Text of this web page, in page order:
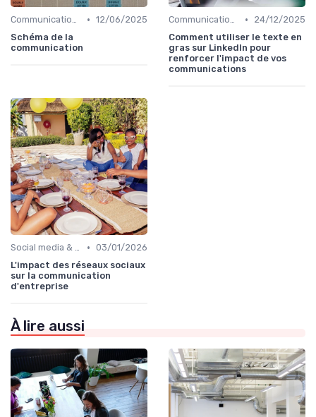
Communication digitale & omnicanale • 12/06/2025
Schéma de la
communication
Communication digitale & omnicanale •
24/12/2025
Comment utiliser le texte en
gras sur LinkedIn pour
renforcer l'impact de vos
communications
Social media & e-réputation • 03/01/2026
L'impact des réseaux sociaux
sur la communication
d'entreprise
À lire aussi